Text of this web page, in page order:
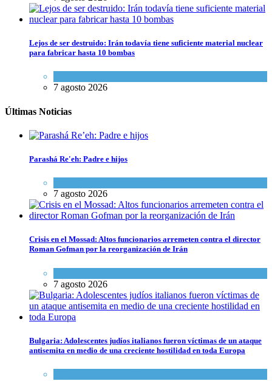
Lejos de ser destruido: Irán todavía tiene suficiente material nuclear
para fabricar hasta 10 bombas
7 agosto 2026
Últimas Noticias
Parashá Re'eh: Padre e hijos
7 agosto 2026
Crisis en el Mossad: Altos funcionarios arremeten contra el director
Roman Gofman por la reorganización de Irán
7 agosto 2026
Bulgaria: Adolescentes judíos italianos fueron víctimas de un ataque
antisemita en medio de una creciente hostilidad en toda Europa